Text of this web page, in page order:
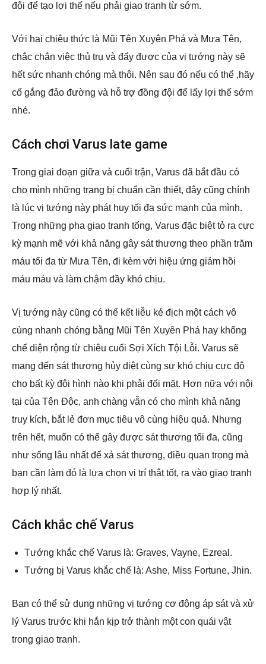
đội để tạo lợi thế nếu phải giao tranh từ sớm.
Với hai chiêu thức là Mũi Tên Xuyên Phá và Mưa Tên,
chắc chắn việc thủ trụ và đẩy được của vị tướng này sẽ
hết sức nhanh chóng mà thôi. Nên sau đó nếu có thể ,hãy
cố gắng đảo đường và hỗ trợ đồng đội để lấy lợi thế sớm
nhé.
Cách chơi Varus late game
Trong giai đoạn giữa và cuối trận, Varus đã bắt đầu có
cho mình những trang bị chuẩn cần thiết, đây cũng chính
là lúc vị tướng này phát huy tối đa sức mạnh của mình.
Trong những pha giao tranh tống, Varus đặc biệt tỏ ra cực
kỳ mạnh mẽ với khả năng gây sát thương theo phần trăm
máu tối đa từ Mưa Tên, đi kèm với hiệu ứng giảm hồi
máu máu và làm chậm đầy khó chịu.
Vị tướng này cũng có thể kết liễu kẻ địch một cách vô
cùng nhanh chóng bằng Mũi Tên Xuyên Phá hay khống
chế diện rộng từ chiêu cuối Sợi Xích Tội Lỗi. Varus sẽ
mang đến sát thương hủy diệt cùng sự khó chịu cực độ
cho bất kỳ đội hình nào khi phải đối mặt. Hơn nữa với nội
tại của Tên Độc, anh chàng vẫn có cho mình khả năng
truy kích, bắt lẻ đơn mục tiêu vô cùng hiệu quả. Nhưng
trên hết, muốn có thể gây được sát thương tối đa, cũng
như sống lâu nhất để xả sát thương, điều quan trọng mà
bạn cần làm đó là lựa chọn vị trí thật tốt, ra vào giao tranh
hợp lý nhất.
Cách khắc chế Varus
Tướng khắc chế Varus là: Graves, Vayne, Ezreal.
Tướng bị Varus khắc chế là: Ashe, Miss Fortune, Jhin.
Bạn có thể sử dụng những vị tướng cơ động áp sát và xử
lý Varus trước khi hắn kịp trở thành một con quái vật
trong giao tranh.